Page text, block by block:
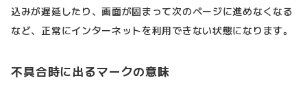
込みが遅延したり、画面が固まって次のページに進めなくなる
など、正常にインターネットを利用できない状態になります。
不具合時に出るマークの意味